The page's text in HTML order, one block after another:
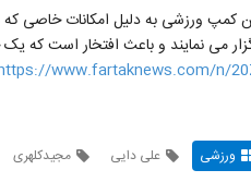
کمپ ورزشی به دلیل امکانات خاصی که
می نمایند و باعث افتخار است که
www.fartaknews.com/n/
ورزشی علی دایی مجیدکلهری